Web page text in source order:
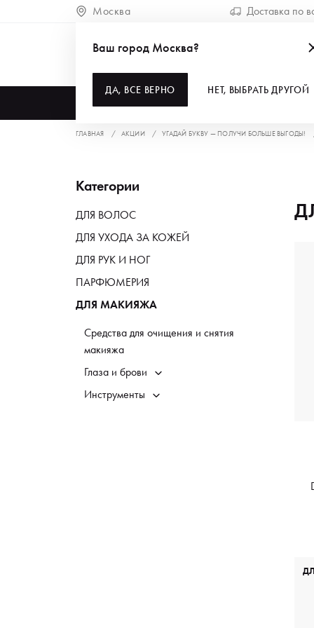
Москва Доставка по
Ваш город Москва?
ДА, ВСЕ ВЕРНО НЕТ, ВЫБРАТЬ ДРУГОЙ
ГЛАВНАЯ АКЦИИ УГАДАЙ БУКВУ — ПОЛУЧИ БОЛЬШЕ ВЫГОДЫ!
Категории
ДЛЯ ВОЛОС
ДЛЯ УХОДА ЗА КОЖЕЙ
ДЛЯ РУК И НОГ
ПАРФЮМЕРИЯ
ДЛЯ МАКИЯЖА
Средства для очищения и снятия
макияжа
Глаза и брови
Инструменты